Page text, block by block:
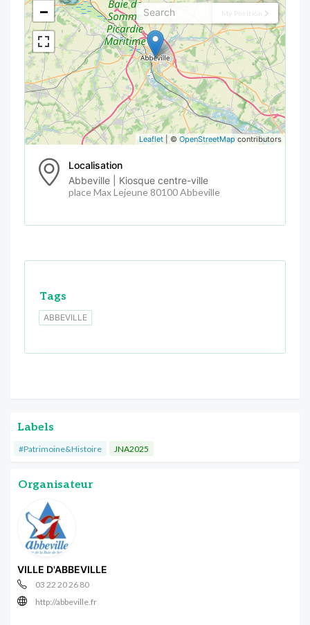
My Position
−
Leaflet | © OpenStreetMap contributors
Localisation
Abbeville | Kiosque centre-ville
place Max Lejeune 80100 Abbeville
Tags
ABBEVILLE
Labels
#Patrimoine&Histoire JNA2025
Organisateur
VILLE D'ABBEVILLE
03 22 20 26 80
http://abbeville.fr